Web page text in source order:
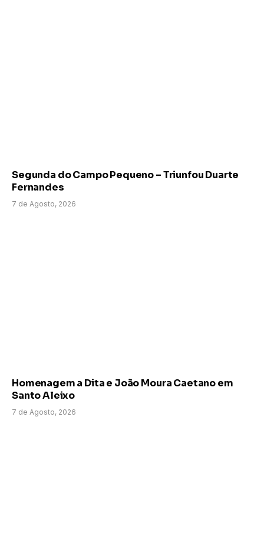
Segunda do Campo Pequeno – Triunfou Duarte
Fernandes
7 de Agosto, 2026
Homenagem a Dita e João Moura Caetano em
Santo Aleixo
7 de Agosto, 2026